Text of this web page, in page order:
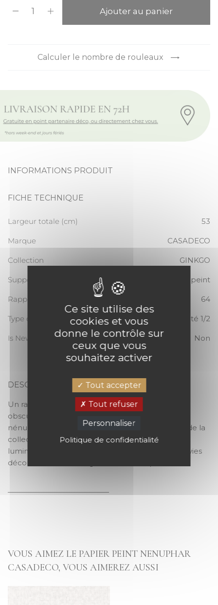
Ajouter au panier
Calculer le nombre de rouleaux
INFORMATIONS PRODUIT
FICHE TECHNIQUE
Largeur totale (cm) 53
Marque CASADECO
Collection GINKGO
Support Papier peint
Rapport Vertical 64
Type de raccord Raccord sauté 1/2
Is New Non
DESCRIPTION
NENUPHAR
Un rayonnement graphique, jouant avec le clair-
obscur, évoque une généreuse éclosion de
nénuphars, imaginée dans les 5 nuances phares de la
collection « Ginkgo ». A choisir dans une tonalité
lumineuse, colorée ou plus sombre, selon vos envies
décoratives et l’éclairage naturel de la pièce.
VOUS AIMEZ LE PAPIER PEINT NENUPHAR
CASADECO, VOUS AIMEREZ AUSSI
Ce site utilise des
cookies et vous
donne le contrôle sur
ceux que vous
souhaitez activer
Tout accepter
Tout refuser
Personnaliser
Politique de confidentialité